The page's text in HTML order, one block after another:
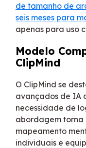
de tamanho de
seis meses para
apenas para uso
Modelo
ClipMind
O ClipMind se
avançados de IA
necessidade de
abordagem
mapeamento
individuais e